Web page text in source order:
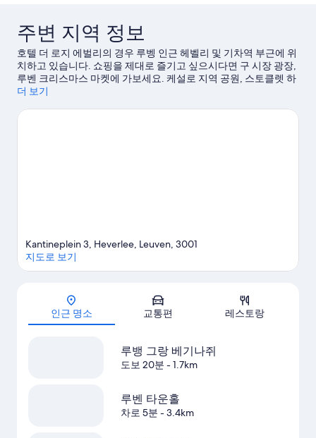
기
783
개
주변 지역 정보
호텔 더 로지 에벌리의 경우 루벵 인근 헤벨리 및 기차역 부근에 위
치하고 있습니다. 쇼핑을 제대로 즐기고 싶으시다면 구 시장 광장,
루벤 크리스마스 마켓에 가보세요. 케설로 지역 공원, 스토클렛 하
우스에서는 현지의 아름다운 자연을 만끽하실 수 있습니다. 왈리
이킹 같은 액티비티도 여행 일정에 추가해 보세요.
더 보기
지도
Kantineplein 3, Heverlee, Leuven, 3001
지도로 보기
인근 명소 교통편 레스토랑
루뱅 그랑 베기나쥐
도보 20분 - 1.7km
루벤 타운홀
차로 5분 - 3.4km